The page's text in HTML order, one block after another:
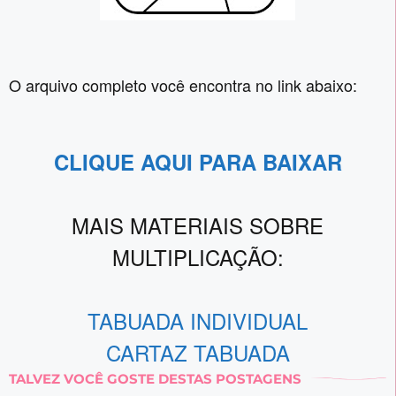
O arquivo completo você encontra no link abaixo:
CLIQUE AQUI PARA BAIXAR
MAIS MATERIAIS SOBRE
MULTIPLICAÇÃO:
TABUADA INDIVIDUAL
CARTAZ TABUADA
TALVEZ VOCÊ GOSTE DESTAS POSTAGENS